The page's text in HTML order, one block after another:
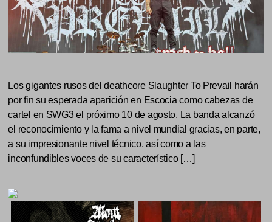
Los gigantes rusos del deathcore Slaughter To Prevail harán
por fin su esperada aparición en Escocia como cabezas de
cartel en SWG3 el próximo 10 de agosto. La banda alcanzó
el reconocimiento y la fama a nivel mundial gracias, en parte,
a su impresionante nivel técnico, así como a las
inconfundibles voces de su característico […]